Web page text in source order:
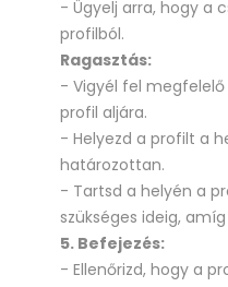
- Ügyelj arra, hogy a
profilból.
Ragasztás:
- Vigyél fel
profil aljára.
- Helyezd a profilt a
határozottan.
- Tartsd a helyén a
szükséges ideig,
5. Befejezés:
- Ellenőrizd, hogy a